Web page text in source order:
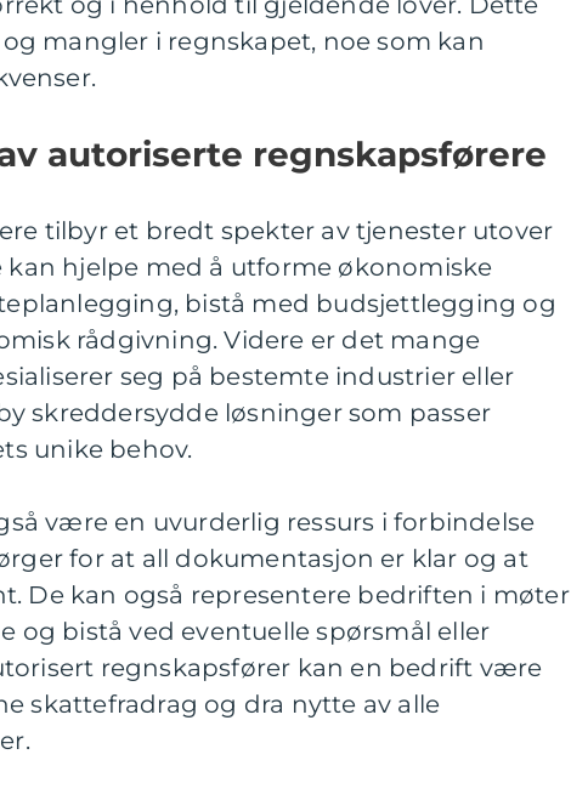
mangler i regnskapet, noe som kan
autoriserte regnskapsførere
tilbyr et bredt spekter av tjenester utover
hjelpe med å utforme økonomiske
bistå med budsjettlegging og
rådgivning. Videre er det mange
seg på bestemte industrier eller
skreddersydde løsninger som passer
unike behov.
være en uvurderlig ressurs i forbindelse
for at all dokumentasjon er klar og at
De kan også representere bedriften i møter
og bistå ved eventuelle spørsmål eller
regnskapsfører kan en bedrift være
skattefradrag og dra nytte av alle